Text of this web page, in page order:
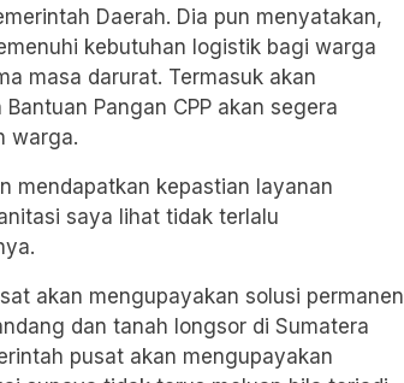
Daerah. Dia pun menyatakan,
kebutuhan logistik bagi warga
masa darurat. Termasuk akan
Pangan CPP akan segera
warga.
mendapatkan kepastian layanan
saya lihat tidak terlalu
akan mengupayakan solusi permanen
dan tanah longsor di Sumatera
pusat akan mengupayakan